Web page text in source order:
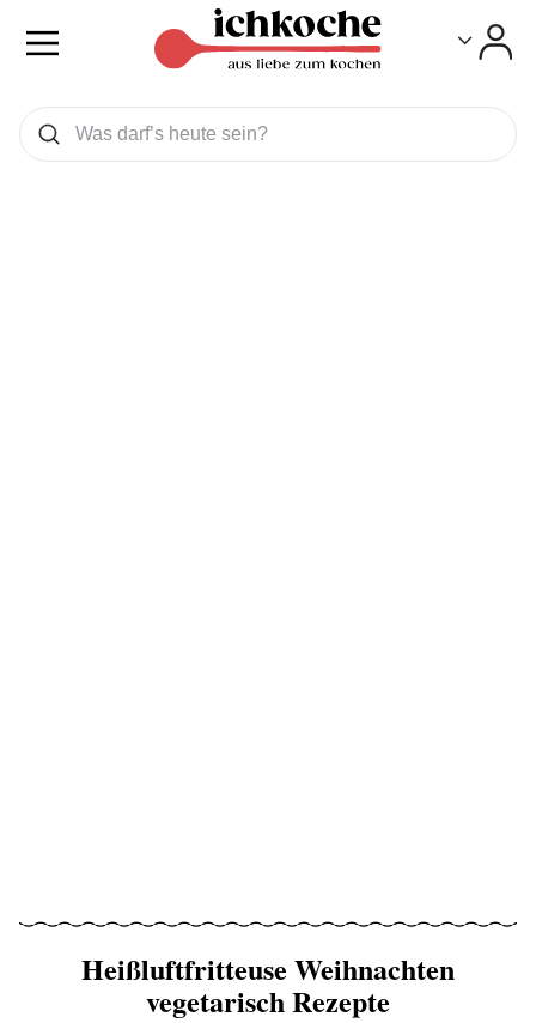
Was wollen Sie suchen
Suchen
Heißluftfritteuse Weihnachten
vegetarisch Rezepte